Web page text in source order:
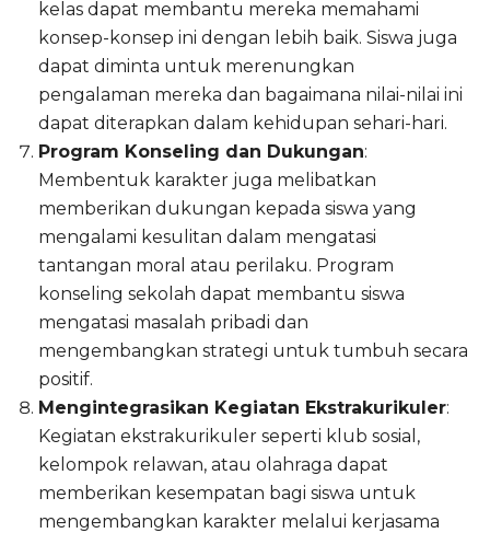
kelas dapat membantu mereka memahami
konsep-konsep ini dengan lebih baik. Siswa juga
dapat diminta untuk merenungkan
pengalaman mereka dan bagaimana nilai-nilai ini
dapat diterapkan dalam kehidupan sehari-hari.
Program Konseling dan Dukungan:
Membentuk karakter juga melibatkan
memberikan dukungan kepada siswa yang
mengalami kesulitan dalam mengatasi
tantangan moral atau perilaku. Program
konseling sekolah dapat membantu siswa
mengatasi masalah pribadi dan
mengembangkan strategi untuk tumbuh secara
positif.
Mengintegrasikan Kegiatan Ekstrakurikuler:
Kegiatan ekstrakurikuler seperti klub sosial,
kelompok relawan, atau olahraga dapat
memberikan kesempatan bagi siswa untuk
mengembangkan karakter melalui kerjasama